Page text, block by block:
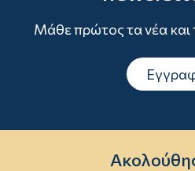
Μάθε πρώτος τα νέα και